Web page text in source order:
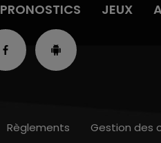
PRONOSTICS JEUX
Règlements Gestion des